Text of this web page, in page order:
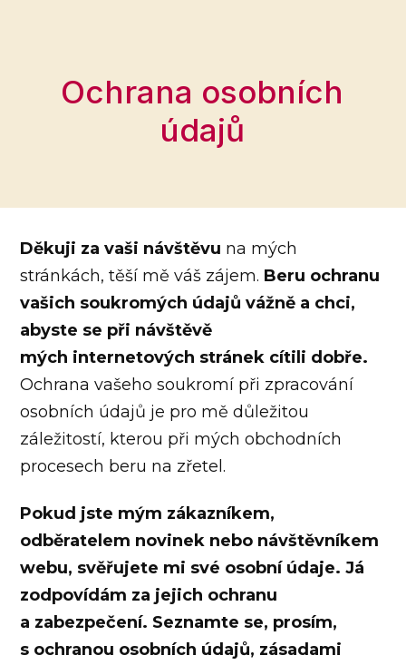
Ochrana osobních
údajů
Děkuji za vaši návštěvu na mých
stránkách, těší mě váš zájem. Beru ochranu
vašich soukromých údajů vážně a chci,
abyste se při návštěvě
mých internetových stránek cítili dobře.
Ochrana vašeho soukromí při zpracování
osobních údajů je pro mě důležitou
záležitostí, kterou při mých obchodních
procesech beru na zřetel.
Pokud jste mým zákazníkem,
odběratelem novinek nebo návštěvníkem
webu, svěřujete mi své osobní údaje. Já
zodpovídám za jejich ochranu
a zabezpečení. Seznamte se, prosím,
s ochranou osobních údajů, zásadami